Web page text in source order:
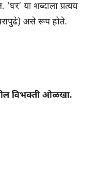
या शब्दाला प्रत्यय
असे रूप होते.
विभक्ती ओळखा.